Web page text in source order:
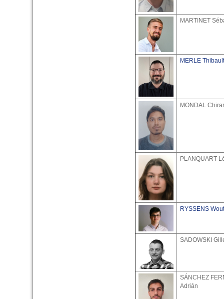
MARTINET
MERLE Thibault
MONDAL
PLANQUART
RYSSENS
SADOWSKI
SÁNCHEZ
Adrián